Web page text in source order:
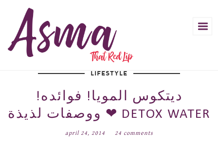
LIFESTYLE
ديتكوس المويا! فوائده!
ووصفات لذيذة ❤ DETOX WATER
april 24, 2014 24 comments